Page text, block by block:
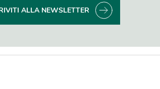
ALLA NEWSLETTER